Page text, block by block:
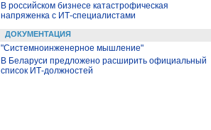
В российском бизнесе катастрофическая
напряженка с ИТ-специалистами
ДОКУМЕНТАЦИЯ
"Системноинженерное мышление"
В Беларуси предложено расширить официальный
список ИТ-должностей